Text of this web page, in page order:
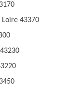
Loire 43370